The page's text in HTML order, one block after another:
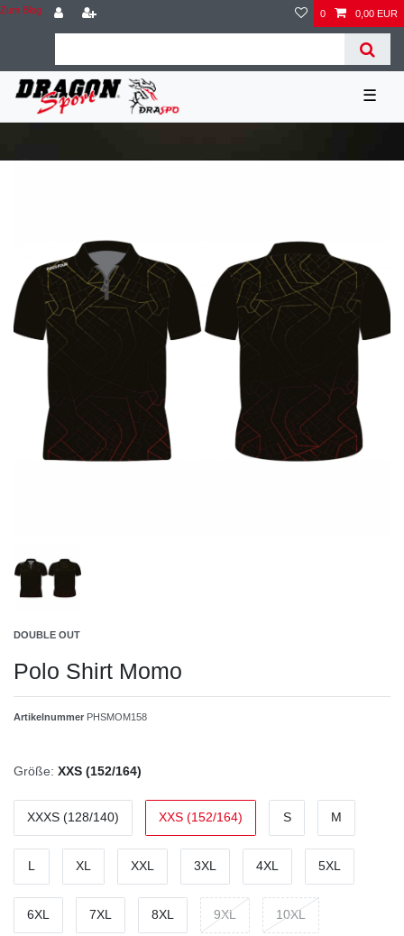
Zum Blog 0 0,00 EUR
☰
DOUBLE OUT
Polo Shirt Momo
Artikelnummer PHSMOM158
Größe: XXS (152/164)
XXXS (128/140) XXS (152/164) S M
L XL XXL 3XL 4XL 5XL
6XL 7XL 8XL 9XL 10XL